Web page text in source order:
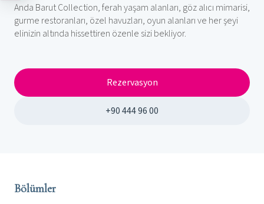
Anda Barut Collection, ferah yaşam alanları, göz alıcı mimarisi,
gurme restoranları, özel havuzları, oyun alanları ve her şeyi
elinizin altında hissettiren özenle sizi bekliyor.
Rezervasyon
+90 444 96 00
Bölümler